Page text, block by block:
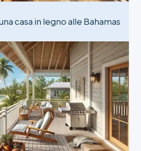
casa in legno alle Bahamas